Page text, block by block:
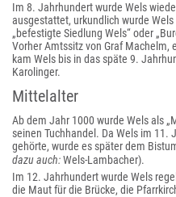
Im 8. Jahrhundert wurde Wels
ausgestattet, urkundlich wurde Wels
„befestigte Siedlung Wels“ oder
Vorher Amtssitz von Graf Machelm,
kam Wels bis in das späte 9.
Karolinger.
Mittelalter
Ab dem Jahr 1000 wurde Wels als
seinen Tuchhandel. Da Wels im 11.
gehörte, wurde es später dem
dazu auch:Wels-Lambacher).
Im 12. Jahrhundert wurde Wels
die Maut für die Brücke, die